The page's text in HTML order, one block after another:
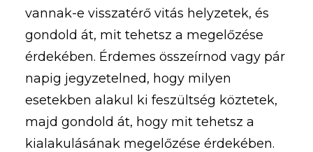
vannak-e visszatérő vitás helyzetek, és
gondold át, mit tehetsz a megelőzése
érdekében. Érdemes összeírnod vagy pár
napig jegyzetelned, hogy milyen
esetekben alakul ki feszültség köztetek,
majd gondold át, hogy mit tehetsz a
kialakulásának megelőzése érdekében.